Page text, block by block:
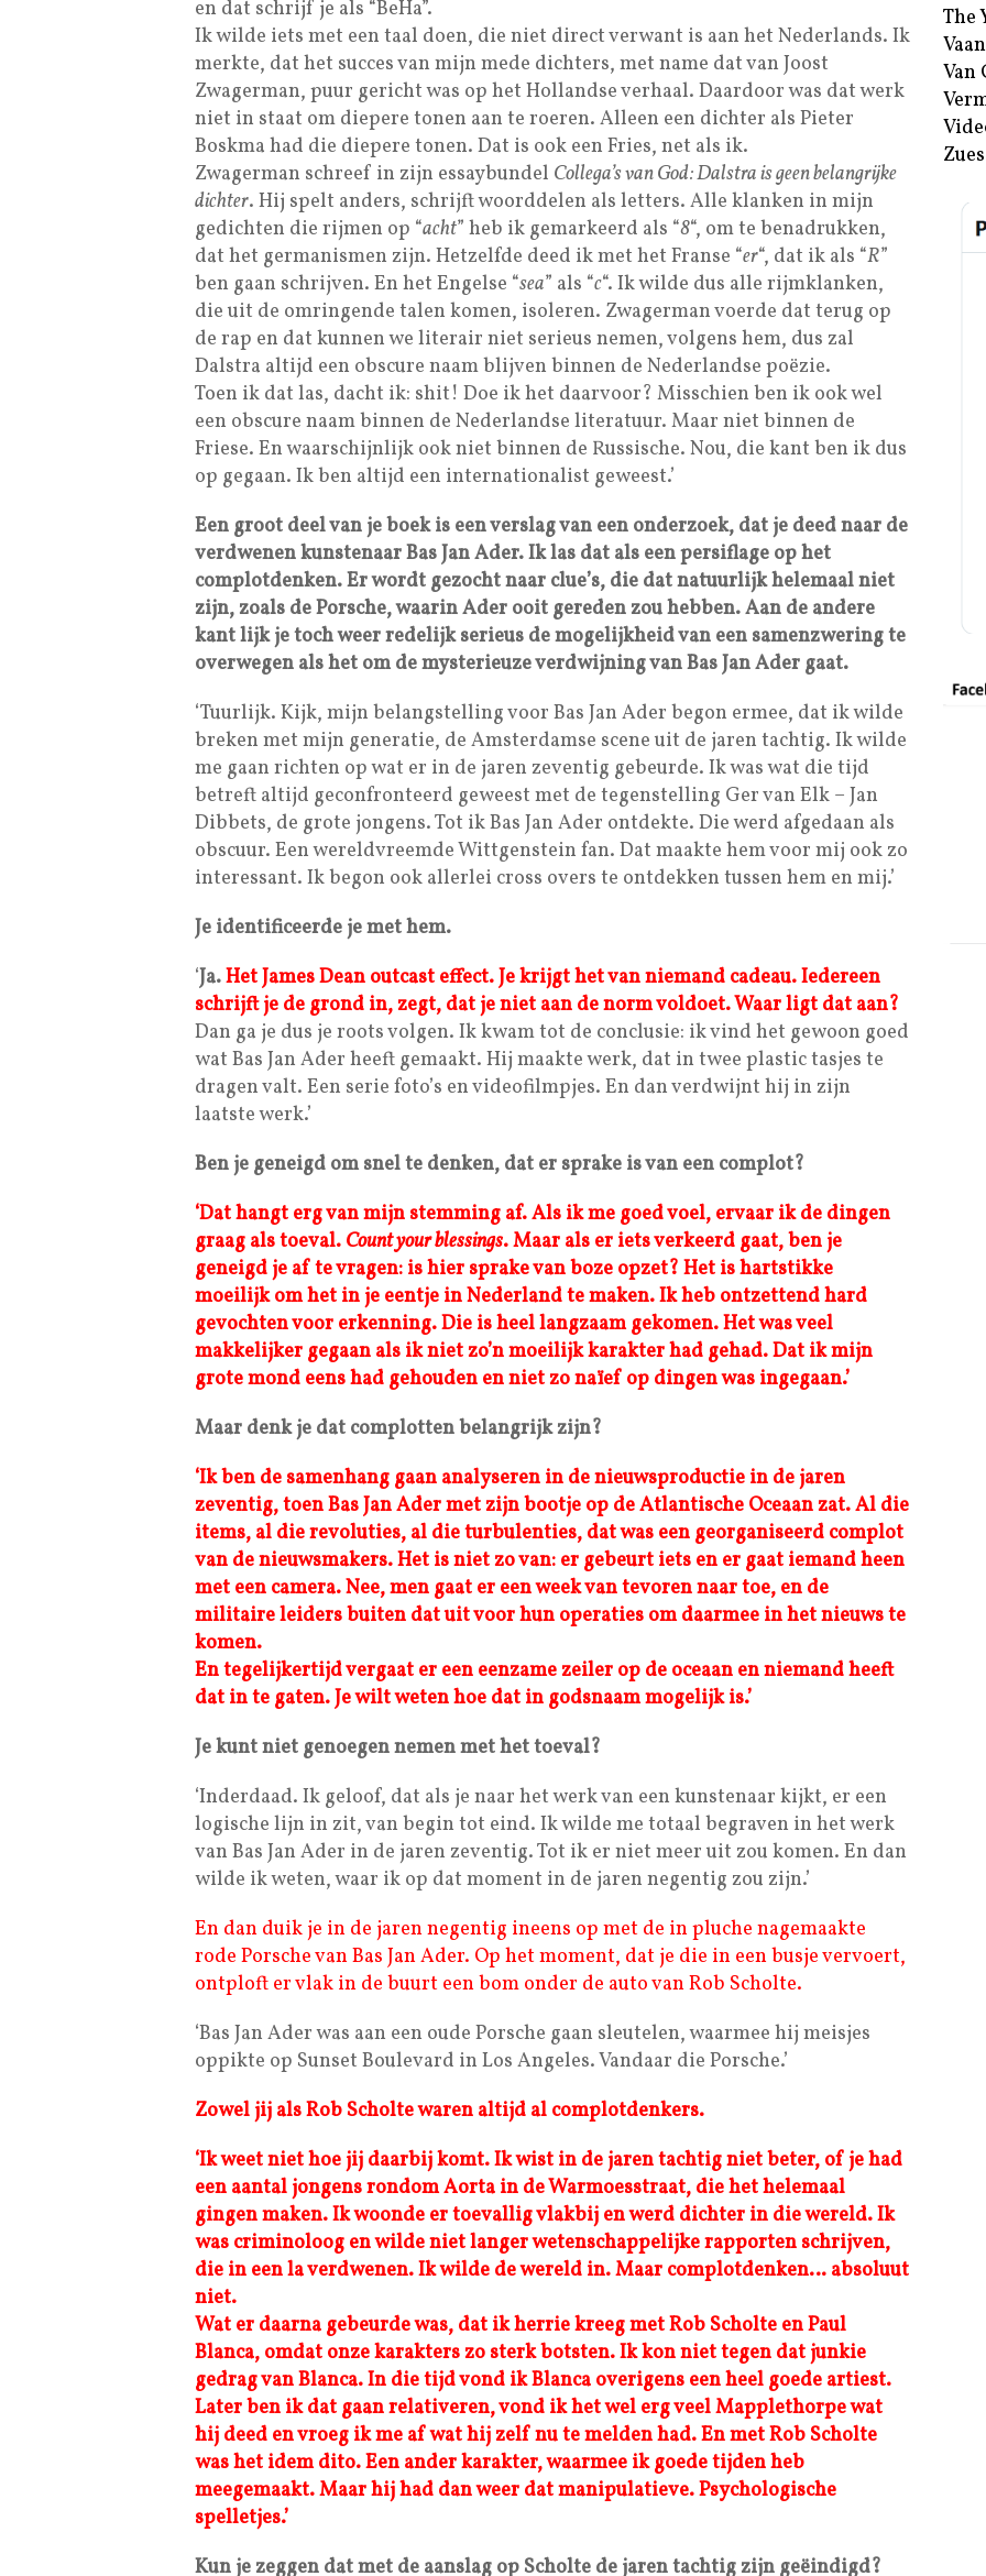
en dat schrijf je als “BeHa”.
Ik wilde iets met een taal doen, die niet direct verwant is aan het Nederlands. Ik
merkte, dat het succes van mijn mede dichters, met name dat van Joost
Zwagerman, puur gericht was op het Hollandse verhaal. Daardoor was dat werk
niet in staat om diepere tonen aan te roeren. Alleen een dichter als Pieter
Boskma had die diepere tonen. Dat is ook een Fries, net als ik.
Zwagerman schreef in zijn essaybundel Collega’s van God: Dalstra is geen belangrijke
dichter. Hij spelt anders, schrijft woorddelen als letters. Alle klanken in mijn
gedichten die rijmen op “acht” heb ik gemarkeerd als “8“, om te benadrukken,
dat het germanismen zijn. Hetzelfde deed ik met het Franse “er“, dat ik als “R”
ben gaan schrijven. En het Engelse “sea” als “c“. Ik wilde dus alle rijmklanken,
die uit de omringende talen komen, isoleren. Zwagerman voerde dat terug op
de rap en dat kunnen we literair niet serieus nemen, volgens hem, dus zal
Dalstra altijd een obscure naam blijven binnen de Nederlandse poëzie.
Toen ik dat las, dacht ik: shit! Doe ik het daarvoor? Misschien ben ik ook wel
een obscure naam binnen de Nederlandse literatuur. Maar niet binnen de
Friese. En waarschijnlijk ook niet binnen de Russische. Nou, die kant ben ik dus
op gegaan. Ik ben altijd een internationalist geweest.’
Een groot deel van je boek is een verslag van een onderzoek, dat je deed naar de
verdwenen kunstenaar Bas Jan Ader. Ik las dat als een persiflage op het
complotdenken. Er wordt gezocht naar clue’s, die dat natuurlijk helemaal niet
zijn, zoals de Porsche, waarin Ader ooit gereden zou hebben. Aan de andere
kant lijk je toch weer redelijk serieus de mogelijkheid van een samenzwering te
overwegen als het om de mysterieuze verdwijning van Bas Jan Ader gaat.
‘Tuurlijk. Kijk, mijn belangstelling voor Bas Jan Ader begon ermee, dat ik wilde
breken met mijn generatie, de Amsterdamse scene uit de jaren tachtig. Ik wilde
me gaan richten op wat er in de jaren zeventig gebeurde. Ik was wat die tijd
betreft altijd geconfronteerd geweest met de tegenstelling Ger van Elk – Jan
Dibbets, de grote jongens. Tot ik Bas Jan Ader ontdekte. Die werd afgedaan als
obscuur. Een wereldvreemde Wittgenstein fan. Dat maakte hem voor mij ook zo
interessant. Ik begon ook allerlei cross overs te ontdekken tussen hem en mij.’
Je identificeerde je met hem.
‘Ja.Het James Dean outcast effect. Je krijgt het van niemand cadeau. Iedereen
schrijft je de grond in, zegt, dat je niet aan de norm voldoet. Waar ligt dat aan?
Dan ga je dus je roots volgen. Ik kwam tot de conclusie: ik vind het gewoon goed
wat Bas Jan Ader heeft gemaakt. Hij maakte werk, dat in twee plastic tasjes te
dragen valt. Een serie foto’s en videofilmpjes. En dan verdwijnt hij in zijn
laatste werk.’
Ben je geneigd om snel te denken, dat er sprake is van een complot?
‘Dat hangt erg van mijn stemming af. Als ik me goed voel, ervaar ik de dingen
graag als toeval. Count your blessings. Maar als er iets verkeerd gaat, ben je
geneigd je af te vragen: is hier sprake van boze opzet? Het is hartstikke
moeilijk om het in je eentje in Nederland te maken. Ik heb ontzettend hard
gevochten voor erkenning. Die is heel langzaam gekomen. Het was veel
makkelijker gegaan als ik niet zo’n moeilijk karakter had gehad. Dat ik mijn
grote mond eens had gehouden en niet zo naïef op dingen was ingegaan.’
Maar denk je dat complotten belangrijk zijn?
‘Ik ben de samenhang gaan analyseren in de nieuwsproductie in de jaren
zeventig, toen Bas Jan Ader met zijn bootje op de Atlantische Oceaan zat. Al die
items, al die revoluties, al die turbulenties, dat was een georganiseerd complot
van de nieuwsmakers. Het is niet zo van: er gebeurt iets en er gaat iemand heen
met een camera. Nee, men gaat er een week van tevoren naar toe, en de
militaire leiders buiten dat uit voor hun operaties om daarmee in het nieuws te
komen.
En tegelijkertijd vergaat er een eenzame zeiler op de oceaan en niemand heeft
dat in te gaten. Je wilt weten hoe dat in godsnaam mogelijk is.’
Je kunt niet genoegen nemen met het toeval?
‘Inderdaad. Ik geloof, dat als je naar het werk van een kunstenaar kijkt, er een
logische lijn in zit, van begin tot eind. Ik wilde me totaal begraven in het werk
van Bas Jan Ader in de jaren zeventig. Tot ik er niet meer uit zou komen. En dan
wilde ik weten, waar ik op dat moment in de jaren negentig zou zijn.’
En dan duik je in de jaren negentig ineens op met de in pluche nagemaakte
rode Porsche van Bas Jan Ader. Op het moment, dat je die in een busje vervoert,
ontploft er vlak in de buurt een bom onder de auto van Rob Scholte.
‘Bas Jan Ader was aan een oude Porsche gaan sleutelen, waarmee hij meisjes
oppikte op Sunset Boulevard in Los Angeles. Vandaar die Porsche.’
Zowel jij als Rob Scholte waren altijd al complotdenkers.
‘Ik weet niet hoe jij daarbij komt. Ik wist in de jaren tachtig niet beter, of je had
een aantal jongens rondom Aorta in de Warmoesstraat, die het helemaal
gingen maken. Ik woonde er toevallig vlakbij en werd dichter in die wereld. Ik
was criminoloog en wilde niet langer wetenschappelijke rapporten schrijven,
die in een la verdwenen. Ik wilde de wereld in. Maar complotdenken… absoluut
niet.
Wat er daarna gebeurde was, dat ik herrie kreeg met Rob Scholte en Paul
Blanca, omdat onze karakters zo sterk botsten. Ik kon niet tegen dat junkie
gedrag van Blanca. In die tijd vond ik Blanca overigens een heel goede artiest.
Later ben ik dat gaan relativeren, vond ik het wel erg veel Mapplethorpe wat
hij deed en vroeg ik me af wat hij zelf nu te melden had. En met Rob Scholte
was het idem dito. Een ander karakter, waarmee ik goede tijden heb
meegemaakt. Maar hij had dan weer dat manipulatieve. Psychologische
spelletjes.’
Kun je zeggen dat met de aanslag op Scholte de jaren tachtig zijn geëindigd?
The
Van